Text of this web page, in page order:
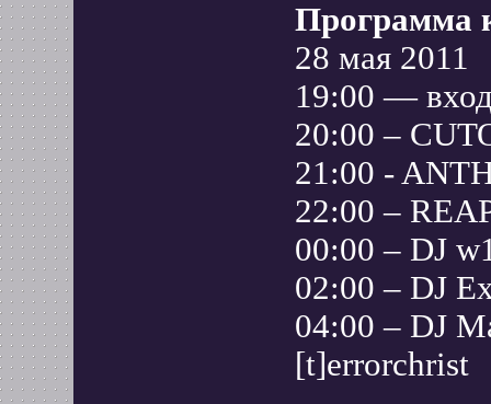
Программа
28 мая 2011
19:00 —
20:00 –
21:00 -
22:00 –
00:00 – DJ
02:00 – DJ
04:00 – DJ
[t]errorchrist